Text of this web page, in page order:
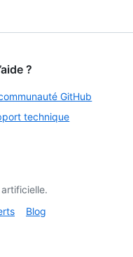
?
GitHub
technique
Blog